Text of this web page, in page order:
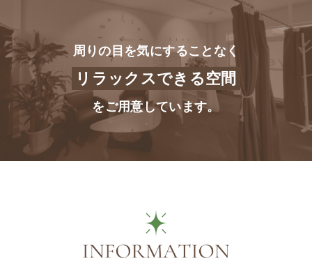
周りの目を気にすることなく
リラックスできる空間
をご用意しています。